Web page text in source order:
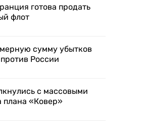
готова продать
флот
сумму убытков
России
с массовыми
плана «Ковер»